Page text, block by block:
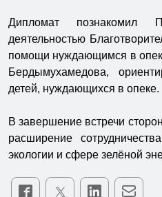
Дипломат познакомил
деятельностью
помощи нуждающимся в
Бердымухамедова,
детей, нуждающихся в опеке.
В завершение встречи
расширение
экологии и сфере зелёной